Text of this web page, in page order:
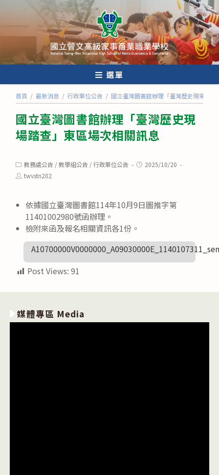
內
選單
首頁 / 最新消息 / 行政單位公告 / 國立臺灣圖書館辦理「臺灣歷史現場踏
國立臺灣圖書館辦理「臺灣歷史現
場踏查」東區場次相關訊息
Post
category:
教務處公告 /教學組公告 /行政單位公告
Post2025/10/20
Posttwvstn202
依據國立臺灣圖書館114年10月9日圖推字第
11401002980號函辦理。
檢附來函及報名相關資訊各1份。
Post Views: 91
媒體專區 Media